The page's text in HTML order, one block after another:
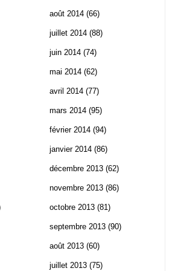
août 2014 (66)
juillet 2014 (88)
juin 2014 (74)
mai 2014 (62)
avril 2014 (77)
mars 2014 (95)
février 2014 (94)
janvier 2014 (86)
décembre 2013 (62)
novembre 2013 (86)
octobre 2013 (81)
septembre 2013 (90)
août 2013 (60)
juillet 2013 (75)